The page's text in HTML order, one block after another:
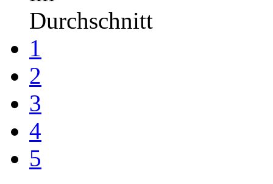
Durchschnitt
1
2
3
4
5